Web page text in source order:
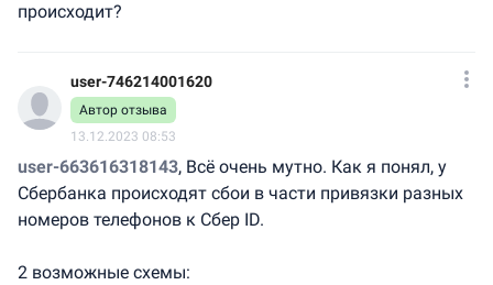
происходит?
user-746214001620
Автор отзыва
13.12.2023 08:53
user-663616318143, Всё очень мутно. Как я понял, у
Сбербанка происходят сбои в части привязки разных
номеров телефонов к Сбер ID.
2 возможные схемы: